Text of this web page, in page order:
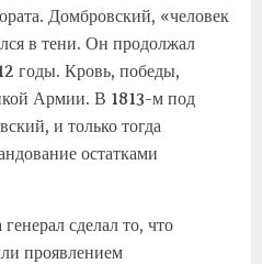
Домбровский, «человек
в тени. Он продолжал
годы. Кровь, победы,
Армии. В 1813-м под
и только тогда
остатками
сделал то, что
проявлением